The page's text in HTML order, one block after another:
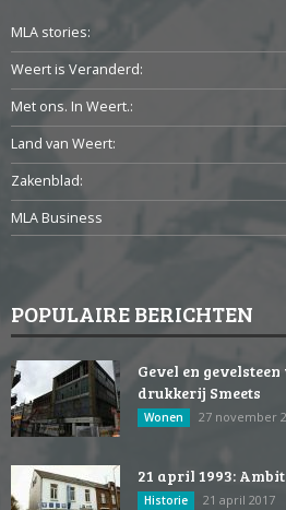
MLA stories:
Weert is Veranderd:
Met ons. In Weert.:
Land van Weert:
Zakenblad:
MLA Business
POPULAIRE BERICHTEN
Gevel en
drukkerij Smeets
Wonen 27 november
21 april 1993:
Historie 21 april 2017